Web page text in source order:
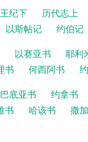
纪下 历代志上
以斯帖记 约伯记
以赛亚书 耶利
书 何西阿书
底亚书 约拿书
书 哈该书
撒